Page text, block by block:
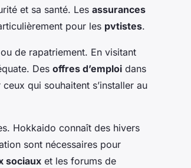
et sa santé. Les assurances
pour les pvtistes.
de rapatriement. En visitant
Des offres d’emploi dans
qui souhaitent s’installer au
Hokkaido connaît des hivers
sont nécessaires pour
sociaux et les forums de